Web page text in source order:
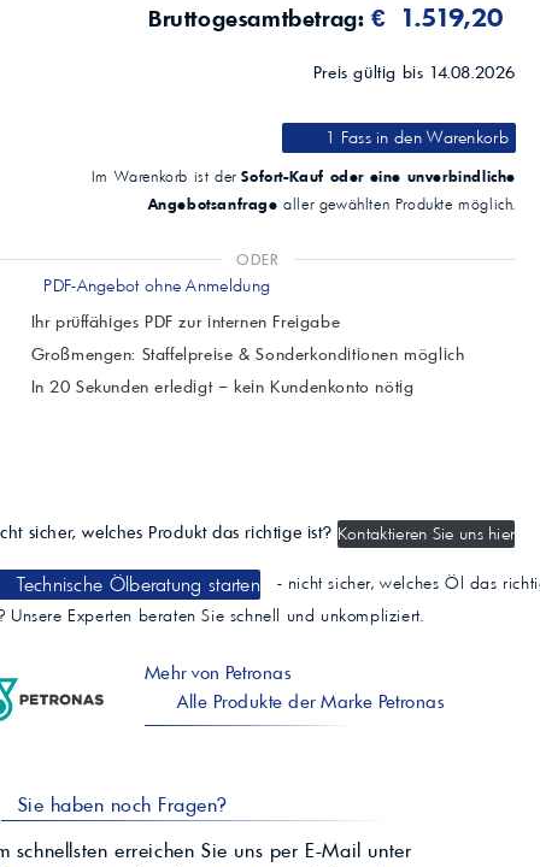
Bruttogesamtbetrag: € 1.519,20
Preis gültig bis 14.08.2026
1 Fassin den Warenkorb
Im Warenkorb ist derSofort-Kauf oder eine unverbindliche
Angebotsanfrage aller gewählten Produkte möglich.
ODER
PDF-Angebot ohne Anmeldung
Ihr prüffähiges PDF zur internen Freigabe
Großmengen: Staffelpreise & Sonderkonditionen möglich
In 20 Sekunden erledigt – kein Kundenkonto nötig
sicher, welches Produkt das richtige ist? Kontaktieren Sie uns hier
Technische Ölberatung starten
- nicht sicher, welches Öl das
Unsere Experten beraten Sie schnell und unkompliziert.
Mehr von Petronas
Alle Produkte der Marke Petronas
Sie haben noch Fragen?
schnellsten erreichen Sie uns per E-Mail unter